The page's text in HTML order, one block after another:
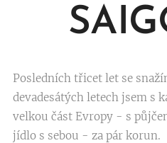
Posledních třicet let se
devadesátých letech jsem s
velkou část Evropy - s
jídlo s sebou - za pár korun.